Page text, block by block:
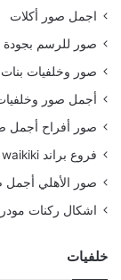
اجمل صور أكلات
صور للرسم بجودة
صور وخلفيات
أجمل صور
صور أفراح أجمل
فروع براند LC waikiki
صور الأهلي أجمل
اشكال ركنات مودرن 2022 بتصميمات
خلفيات